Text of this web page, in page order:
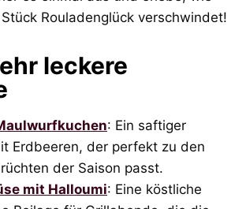
Rouladenglück verschwindet!
leckere
: Ein saftiger
Erdbeeren, der perfekt zu den
der Saison passt.
mit Halloumi: Eine köstliche